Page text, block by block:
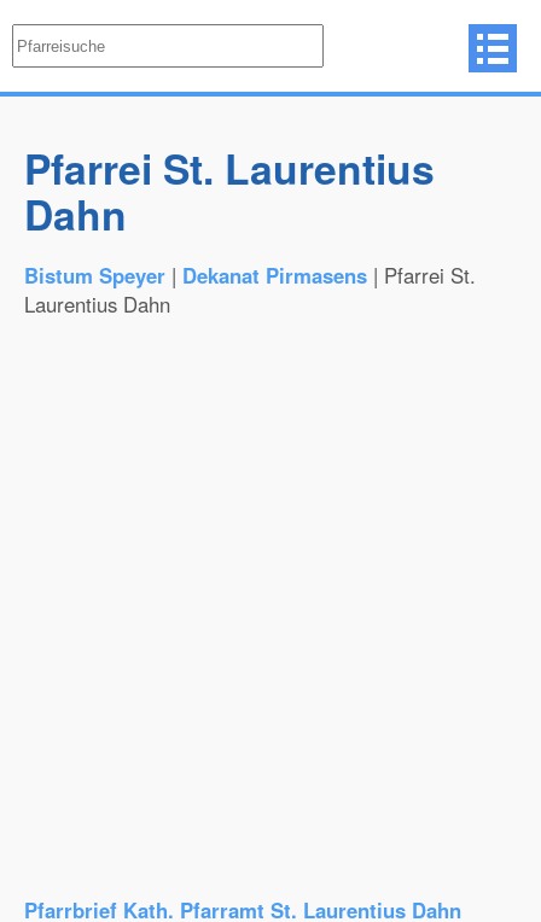
Pfarrei St. Laurentius
Dahn
Bistum Speyer | Dekanat Pirmasens | Pfarrei St.
Laurentius Dahn
Pfarrbrief Kath. Pfarramt St. Laurentius Dahn